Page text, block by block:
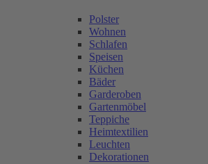
Polster
Wohnen
Schlafen
Speisen
Küchen
Bäder
Garderoben
Gartenmöbel
Teppiche
Heimtextilien
Leuchten
Dekorationen